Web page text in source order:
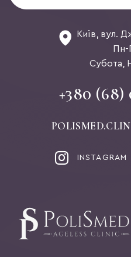
Київ, вул.
Пн-
Субота,
+380
INSTAGRAM